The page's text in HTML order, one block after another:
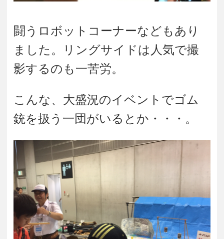
闘うロボットコーナーなどもあり
ました。リングサイドは人気で撮
影するのも一苦労。
こんな、大盛況のイベントでゴム
銃を扱う一団がいるとか・・・。